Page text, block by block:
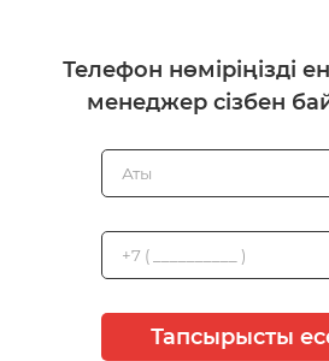
Телефон нөміріңізді
менеджер сізбен
Тапсырысты